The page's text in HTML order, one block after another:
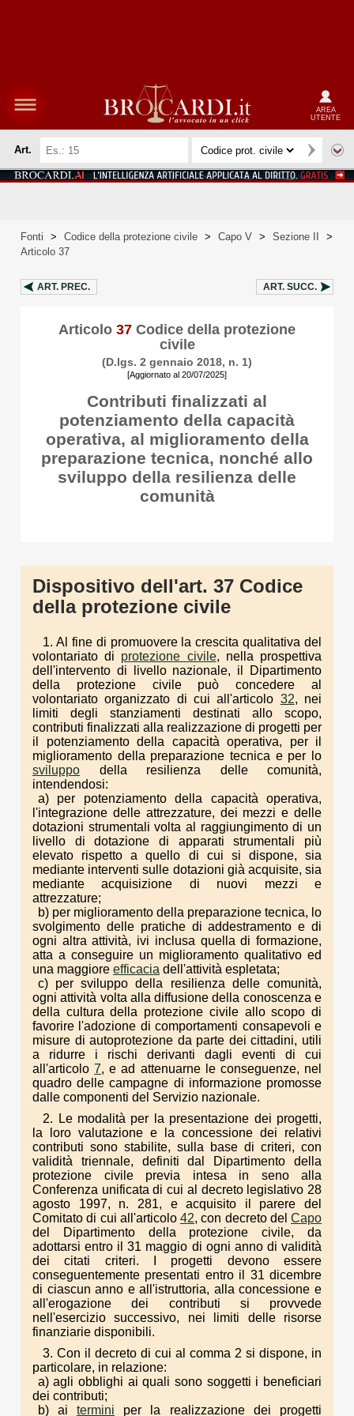
AREA
UTENTE
Art.
Fonti > Codice della protezione civile > Capo V > Sezione II
>
Articolo 37
ART. PREC. ART. SUCC.
Articolo 37 Codice della protezione
civile
(D.lgs. 2 gennaio 2018, n. 1)
[Aggiornato al 20/07/2025]
Contributi finalizzati al
potenziamento della capacità
operativa, al miglioramento della
preparazione tecnica, nonché allo
sviluppo della resilienza delle
comunità
Dispositivo dell'art. 37 Codice
della protezione civile
1. Al fine di promuovere la crescita qualitativa del
volontariato di protezione civile, nella prospettiva
dell'intervento di livello nazionale, il Dipartimento
della protezione civile può concedere al
volontariato organizzato di cui all'articolo 32, nei
limiti degli stanziamenti destinati allo scopo,
contributi finalizzati alla realizzazione di progetti per
il potenziamento della capacità operativa, per il
miglioramento della preparazione tecnica e per lo
sviluppo della resilienza delle comunità,
intendendosi:
a) per potenziamento della capacità operativa,
l'integrazione delle attrezzature, dei mezzi e delle
dotazioni strumentali volta al raggiungimento di un
livello di dotazione di apparati strumentali più
elevato rispetto a quello di cui si dispone, sia
mediante interventi sulle dotazioni già acquisite, sia
mediante acquisizione di nuovi mezzi e
attrezzature;
b) per miglioramento della preparazione tecnica, lo
svolgimento delle pratiche di addestramento e di
ogni altra attività, ivi inclusa quella di formazione,
atta a conseguire un miglioramento qualitativo ed
una maggiore efficacia dell'attività espletata;
c) per sviluppo della resilienza delle comunità,
ogni attività volta alla diffusione della conoscenza e
della cultura della protezione civile allo scopo di
favorire l'adozione di comportamenti consapevoli e
misure di autoprotezione da parte dei cittadini, utili
a ridurre i rischi derivanti dagli eventi di cui
all'articolo7, e ad attenuarne le conseguenze, nel
quadro delle campagne di informazione promosse
dalle componenti del Servizio nazionale.
2. Le modalità per la presentazione dei progetti,
la loro valutazione e la concessione dei relativi
contributi sono stabilite, sulla base di criteri, con
validità triennale, definiti dal Dipartimento della
protezione civile previa intesa in seno alla
Conferenza unificata di cui al decreto legislativo 28
agosto 1997, n. 281, e acquisito il parere del
Comitato di cui all'articolo 42, con decreto del Capo
del Dipartimento della protezione civile, da
adottarsi entro il 31 maggio di ogni anno di validità
dei citati criteri. I progetti devono essere
conseguentemente presentati entro il 31 dicembre
di ciascun anno e all'istruttoria, alla concessione e
all'erogazione dei contributi si provvede
nell'esercizio successivo, nei limiti delle risorse
finanziarie disponibili.
3. Con il decreto di cui al comma 2 si dispone, in
particolare, in relazione:
a) agli obblighi ai quali sono soggetti i beneficiari
dei contributi;
b) aitermini per la realizzazione dei progetti